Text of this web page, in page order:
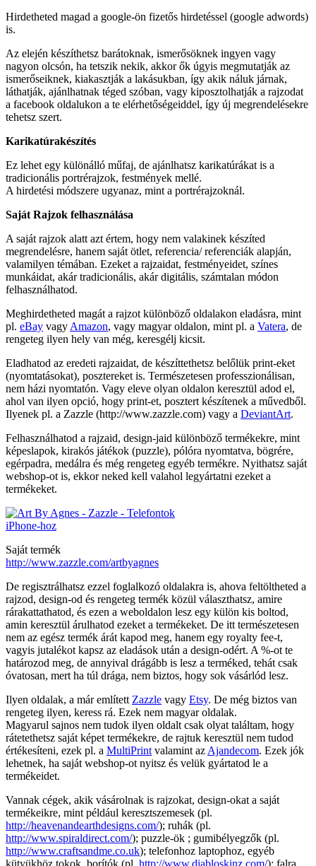
Hirdetheted magad a google-ön fizetős hirdetéssel (google adwords)
is.
Az elején készíthetsz barátoknak, ismerősöknek ingyen vagy
nagyon olcsón, ha tetszik nekik, akkor ők úgyis megmutatják az
ismerőseiknek, kiakasztják a lakásukban, így akik náluk járnak,
láthatják, ajánlhatnak téged szóban, vagy kiposztolhatják a rajzodat
a facebook oldalukon a te elérhetőségeiddel, így új megrendelésekre
tehetsz szert.
Karikatúrakészítés
Ez lehet egy különálló műfaj, de ajánlhatsz karikatúrákat is a
tradicionális portrérajzok, festmények mellé.
A hirdetési módszere ugyanaz, mint a portrérajzoknál.
Saját Rajzok felhasználása
A saját rajzok alatt azt értem, hogy nem valakinek készíted
megrendelésre, hanem saját ötlet, referencia/ referenciák alapján,
valamilyen témában. Ezeket a rajzaidat, festményeidet, színes
munkáidat, akár tradicionális, akár digitális, számtalan módon
felhasználhatod.
Meghirdetheted magát a rajzot különböző oldalakon eladásra, mint
pl. eBay vagy Amazon, vagy magyar oldalon, mint pl. a Vatera, de
rengeteg ilyen hely van még, keresgélj kicsit.
Eladhatod az eredeti rajzaidat, de készíttethetsz belőlük print-eket
(nyomtatásokat), posztereket is. Természetesen professzionálisan,
nem házi nyomtatón. Vagy eleve olyan oldalon keresztül adod el,
ahol van ilyen opció, hogy print-et, posztert készítenek a művedből.
Ilyenek pl. a Zazzle (http://www.zazzle.com) vagy a DeviantArt.
Felhasználhatod a rajzaid, design-jaid különböző termékekre, mint
képeslapok, kirakós játékok (puzzle), pólóra nyomtatva, bögrére,
egérpadra, medálra és még rengeteg egyéb termékre. Nyithatsz saját
webshop-ot is, ekkor neked kell valahol legyártatni ezeket a
termékeket.
Saját termék
http://www.zazzle.com/artbyagnes
De regisztrálhatsz ezzel foglalkozó oldalakra is, ahova feltöltheted a
rajzod, design-od és rengeteg termék közül választhatsz, amire
rárakattathatod, és ezen a weboldalon lesz egy külön kis boltod,
amin keresztül árulhatod ezeket a termékeket. De itt természetesen
nem az egész termék árát kapod meg, hanem egy royalty fee-t,
vagyis jutalékot kapsz az eladások után a design-odért. A %-ot te
határozod meg, de annyival drágább is lesz a terméked, tehát csak
óvatosan, mert ha túl drága, nem biztos, hogy sok vásárlód lesz.
Ilyen oldalak, a már említett Zazzle vagy Etsy. De még biztos van
rengeteg ilyen, keress rá. Ezek nem magyar oldalak.
Magyarul sajnos nem tudok ilyen oldalt csak olyat találtam, hogy
rátetethetsz saját képet termékekre, de rajtuk keresztül nem tudod
értékesíteni, ezek pl. a MultiPrint valamint az Ajandecom. Ezek jók
lehetnek, ha saját webshop-ot nyitsz és velük gyártatod le a
termékeidet.
Vannak cégek, akik vásárolnak is rajzokat, design-okat a saját
termékeikre, mint például keresztszemesek (pl.
http://heavenandearthdesigns.com/); ruhák (pl.
http://www.spiraldirect.com/); puzzle-ök ; gumibélyegzők (pl.
http://www.craftsandme.co.uk); telefonhoz laptophoz, egyéb
kütyükhöz tokok, borítók (pl. http://www.diabloskinz.com/); falra